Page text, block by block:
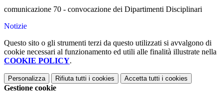
comunicazione 70 - convocazione dei Dipartimenti Disciplinari
Notizie
Questo sito o gli strumenti terzi da questo utilizzati si avvalgono di
cookie necessari al funzionamento ed utili alle finalità illustrate nella
COOKIE POLICY.
Personalizza Rifiuta tutti i cookies Accetta tutti i cookies
Gestione cookie